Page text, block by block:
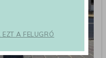
EZT A FELUGRÓ